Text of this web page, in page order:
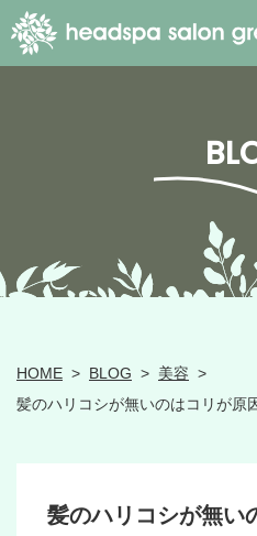
HOME > BLOG > 美容 >
髪のハリコシが無いのはコリが原
髪のハリコシが無い